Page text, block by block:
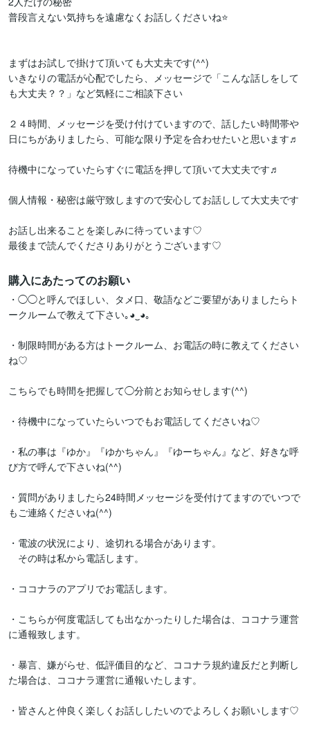
普段言えない気持ちを遠慮なくお話しくださいね⭐
まずはお試しで掛けて頂いても大丈夫です(⁠^⁠^⁠)
いきなりの電話が心配でしたら、メッセージで「こんな話しをして
も大丈夫？？」など気軽にご相談下さい
２４時間、メッセージを受け付けていますので、話したい時間帯や
日にちがありましたら、可能な限り予定を合わせたいと思います♬
待機中になっていたらすぐに電話を押して頂いて大丈夫です♬
個人情報・秘密は厳守致しますので安心してお話しして大丈夫です
お話し出来ることを楽しみに待っています♡
最後まで読んでくださりありがとうございます♡
購入にあたってのお願い
・◯◯と呼んでほしい、タメ口、敬語などご要望がありましたらト
ークルームで教えて下さい｡⁠◕⁠‿⁠◕⁠｡
・制限時間がある方はトークルーム、お電話の時に教えてください
ね♡
こちらでも時間を把握して◯分前とお知らせします(⁠^⁠^⁠)
・待機中になっていたらいつでもお電話してくださいね♡
・私の事は『ゆか』『ゆかちゃん』『ゆーちゃん』など、好きな呼
び方で呼んで下さいね(⁠^⁠^⁠)
・質問がありましたら24時間メッセージを受付けてますのでいつで
もご連絡くださいね(^^)
・電波の状況により、途切れる場合があります。
その時は私から電話します。
・ココナラのアプリでお電話します。
・こちらが何度電話しても出なかったりした場合は、ココナラ運営
に通報致します。
・暴言、嫌がらせ、低評価目的など、ココナラ規約違反だと判断し
た場合は、ココナラ運営に通報いたします。
・皆さんと仲良く楽しくお話ししたいのでよろしくお願いします♡